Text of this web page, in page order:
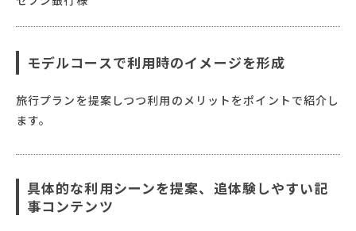
モデルコースで利用時のイメージを形成
旅行プランを提案しつつ利用のメリットをポイントで紹介し
ます。
具体的な利用シーンを提案、追体験しやすい記
事コンテンツ